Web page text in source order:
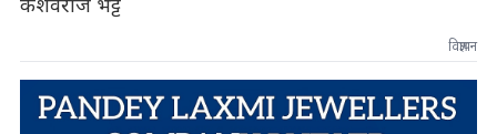
केशवराज भट्ट
विज्ञापन